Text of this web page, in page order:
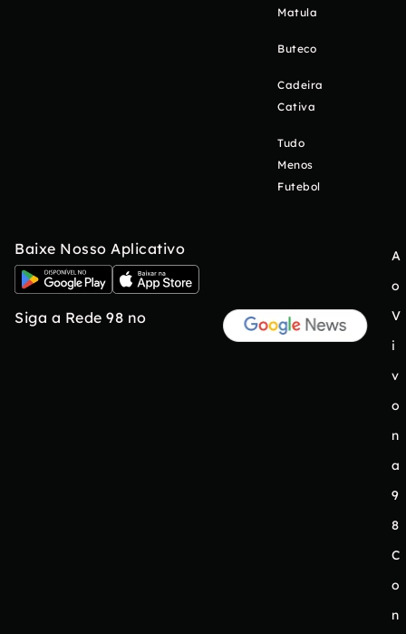
Matula
Buteco
Cadeira
Cativa
Tudo
Menos
Futebol
Baixe Nosso Aplicativo
Siga a Rede 98 no
A
o
V
i
v
o
n
a
9
8
C
o
n